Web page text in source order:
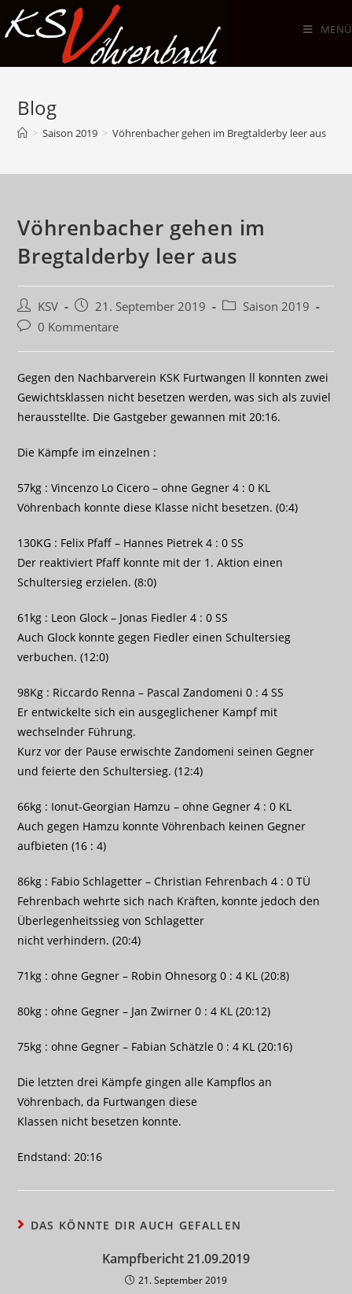
Zum
Inhalt
MENÜ
Blog
> Saison 2019 > Vöhrenbacher gehen im Bregtalderby leer aus
Vöhrenbacher gehen im
Bregtalderby leer aus
Beitrags-
Autor:
KSV
Beitrag
veröffentlicht:
21. September 2019
Beitrags-
Saison 2019
Beitrags-
0 Kommentare
Gegen den Nachbarverein KSK Furtwangen ll konnten zwei
Gewichtsklassen nicht besetzen werden, was sich als zuviel
herausstellte. Die Gastgeber gewannen mit 20:16.
Die Kämpfe im einzelnen :
57kg : Vincenzo Lo Cicero – ohne Gegner 4 : 0 KL
Vöhrenbach konnte diese Klasse nicht besetzen. (0:4)
130KG : Felix Pfaff – Hannes Pietrek 4 : 0 SS
Der reaktiviert Pfaff konnte mit der 1. Aktion einen
Schultersieg erzielen. (8:0)
61kg : Leon Glock – Jonas Fiedler 4 : 0 SS
Auch Glock konnte gegen Fiedler einen Schultersieg
verbuchen. (12:0)
98Kg : Riccardo Renna – Pascal Zandomeni 0 : 4 SS
Er entwickelte sich ein ausgeglichener Kampf mit
wechselnder Führung.
Kurz vor der Pause erwischte Zandomeni seinen Gegner
und feierte den Schultersieg. (12:4)
66kg : Ionut-Georgian Hamzu – ohne Gegner 4 : 0 KL
Auch gegen Hamzu konnte Vöhrenbach keinen Gegner
aufbieten (16 : 4)
86kg : Fabio Schlagetter – Christian Fehrenbach 4 : 0 TÜ
Fehrenbach wehrte sich nach Kräften, konnte jedoch den
Überlegenheitssieg von Schlagetter
nicht verhindern. (20:4)
71kg : ohne Gegner – Robin Ohnesorg 0 : 4 KL (20:8)
80kg : ohne Gegner – Jan Zwirner 0 : 4 KL (20:12)
75kg : ohne Gegner – Fabian Schätzle 0 : 4 KL (20:16)
Die letzten drei Kämpfe gingen alle Kampflos an
Vöhrenbach, da Furtwangen diese
Klassen nicht besetzen konnte.
Endstand: 20:16
DAS KÖNNTE DIR AUCH GEFALLEN
Kampfbericht 21.09.2019
21. September 2019